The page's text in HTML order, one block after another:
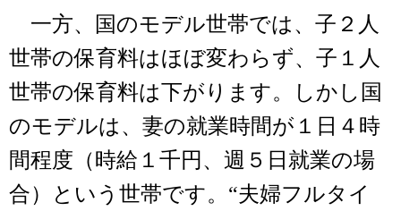
一方、国のモデル世帯では、子２人
世帯の保育料はほぼ変わらず、子１人
世帯の保育料は下がります。しかし国
のモデルは、妻の就業時間が１日４時
間程度（時給１千円、週５日就業の場
合）という世帯です。“夫婦フルタイ